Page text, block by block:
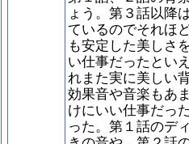
ょう。第３話以降
ているのでそれほ
も安定した美しさ
い仕事だったとい
れまた実に美しい
効果音や音楽もあ
けにいい仕事だっ
った。第１話のデ